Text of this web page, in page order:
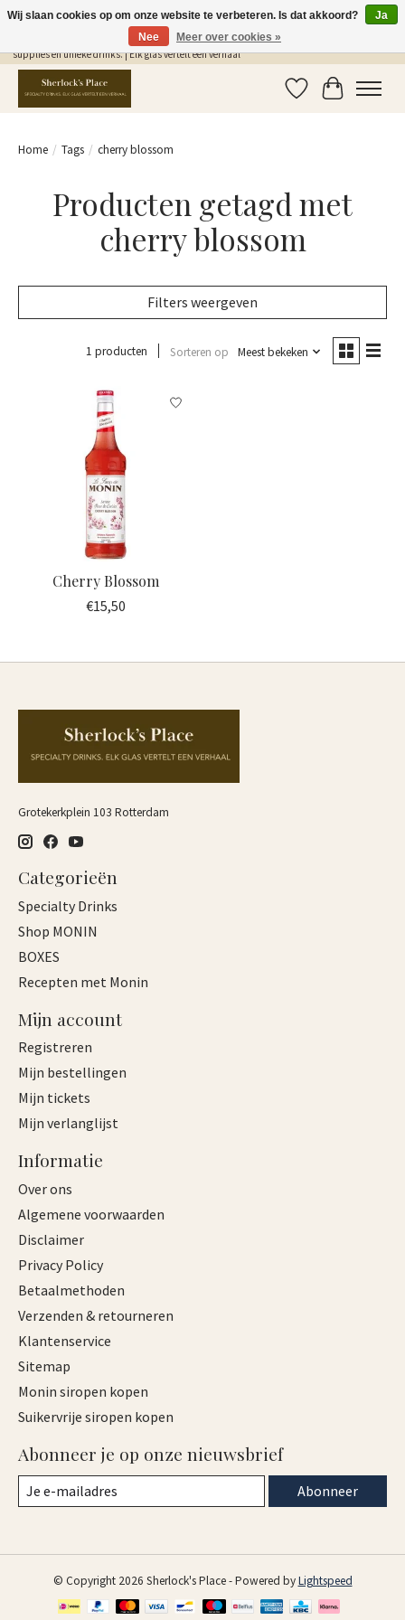
Gratis Verzending in NL vanaf €75,- | Sherlocks Place: dé plek voor MONIN siropen, bar
supplies en unieke drinks. | Elk glas vertelt een verhaal
Verlanglijst
Home / Tags / cherry blossom
Producten getagd met
cherry blossom
Filters weergeven
1 producten Sorteren op Meest bekeken
Cherry Blossom
€15,50
Grotekerkplein 103 Rotterdam
Categorieën
Specialty Drinks
Shop MONIN
BOXES
Recepten met Monin
Mijn account
Registreren
Mijn bestellingen
Mijn tickets
Mijn verlanglijst
Informatie
Over ons
Algemene voorwaarden
Disclaimer
Privacy Policy
Betaalmethoden
Verzenden & retourneren
Klantenservice
Sitemap
Monin siropen kopen
Suikervrije siropen kopen
Abonneer je op onze nieuwsbrief
Abonneer
© Copyright 2026 Sherlock's Place - Powered byLightspeed
Wij slaan cookies op om onze website te verbeteren. Is dat akkoord?
Ja
Nee
Meer over cookies »